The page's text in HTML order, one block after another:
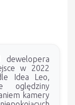
w 2022
Idea Leo,
oględziny
kamery